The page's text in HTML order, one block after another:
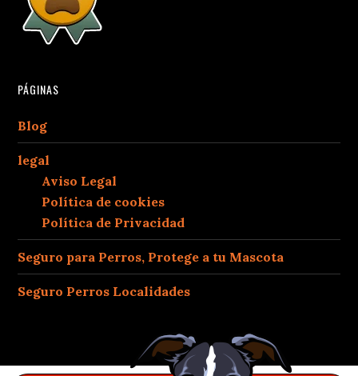
PÁGINAS
Blog
legal
Aviso Legal
Política de cookies
Política de Privacidad
Seguro para Perros, Protege a tu Mascota
Seguro Perros Localidades